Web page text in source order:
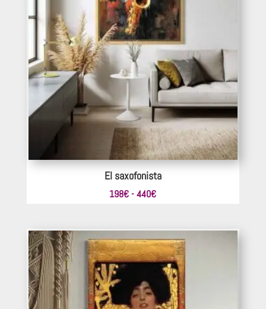
El saxofonista
198€ - 440€Rango
desde
198€
hasta
440€